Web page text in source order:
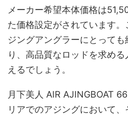
メーカー希望本体価格は
た価格設定がされています
ジングアングラーにとって
り、高品質なロッドを求め
えるでしょう。
月下美人 AIR AJINGBOAT
リアでのアジングにおいて